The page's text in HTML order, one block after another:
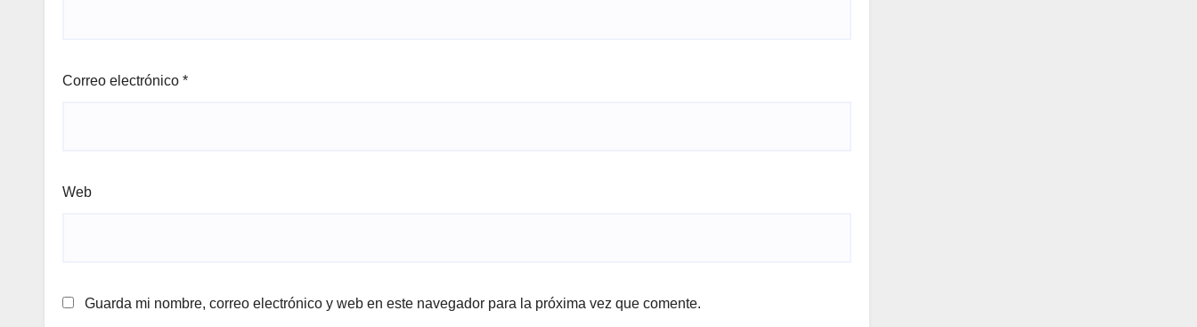
Correo electrónico *
Web
Guarda mi nombre, correo electrónico y web en este navegador para la próxima vez que comente.